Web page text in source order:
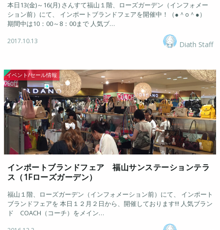
本日13(金)～16(月) さんすて福山１階、ローズガーデン（インフォメー
ション前）にて、 インポートブランドフェアを開催中！（●＾o＾●）
期間中は10：00～8：00まで 人気ブ…
2017.10.13 Diath Staff
イベント/セール情報
インポートブランドフェア 福山サンステーションテラ
ス（1Fローズガーデン）
福山１階、ローズガーデン（インフォメーション前）にて、 インポート
ブランドフェアを 本日１２月２日から、開催しております!!! 人気ブラン
ド COACH（コーチ）をメイン…